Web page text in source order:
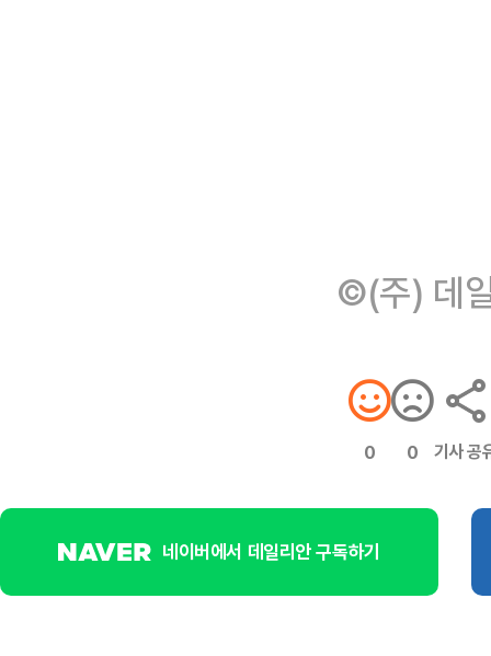
©(주) 데
0 0 기사 공
네이버에서 데일리안 구독하기